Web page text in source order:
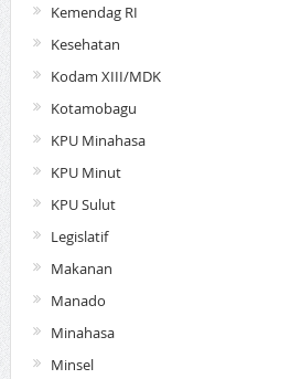
Kemendag RI
Kesehatan
Kodam XIII/MDK
Kotamobagu
KPU Minahasa
KPU Minut
KPU Sulut
Legislatif
Makanan
Manado
Minahasa
Minsel